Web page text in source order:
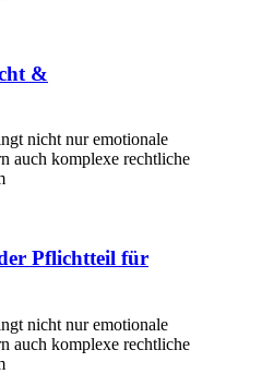
&
nicht nur emotionale
auch komplexe rechtliche
Pflichtteil für
nicht nur emotionale
auch komplexe rechtliche